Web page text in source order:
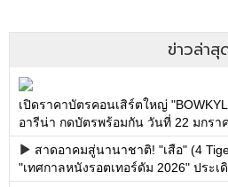
ข่าวล่าสุ
เปิดราคาบัตรคอนเสิร์ตใหญ่
อารีน่า กดบัตรพร้อมกัน วันที่ 22 มกรา
สาดอาคมสู่นานาชาติ! "เสือ" (4
"เทศกาลหนังรอตเทอร์ดัม 2026" ประ